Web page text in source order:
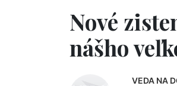
Nové
nášho
VEDA NA